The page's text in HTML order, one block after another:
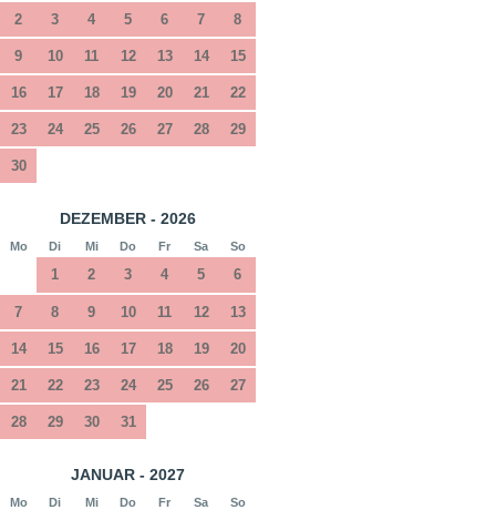
2 3 4 5 6 7 8
9 10 11 12 13 14 15
16 17 18 19 20 21 22
23 24 25 26 27 28 29
30
DEZEMBER - 2026
Mo Di Mi Do Fr Sa So
1 2 3 4 5 6
7 8 9 10 11 12 13
14 15 16 17 18 19 20
21 22 23 24 25 26 27
28 29 30 31
JANUAR - 2027
Mo Di Mi Do Fr Sa So